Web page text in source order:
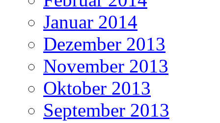
Januar 2014
Dezember 2013
November 2013
Oktober 2013
September 2013